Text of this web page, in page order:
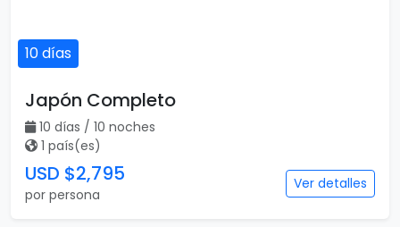
10 días
Japón Completo
10 días / 10 noches
1 país(es)
USD $2,795
por persona
Ver detalles